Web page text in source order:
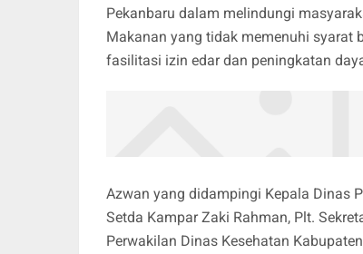
Pekanbaru dalam melindungi
Makanan yang tidak memenuhi syarat
fasilitasi izin edar dan peningkatan
Azwan yang didampingi Kepala Dinas
Setda Kampar Zaki Rahman, Plt.
Perwakilan Dinas Kesehatan